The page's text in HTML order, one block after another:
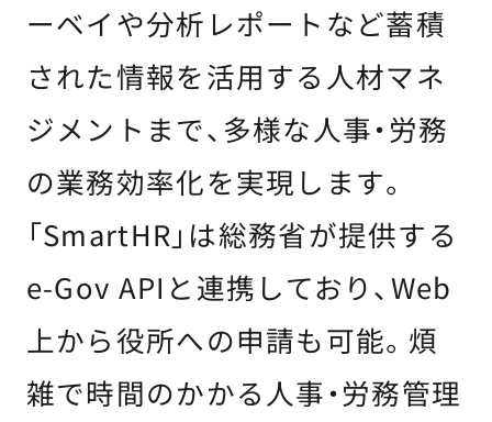
ーベイや分析レポートなど蓄積
された情報を活用する人材マネ
ジメントまで、多様な人事・労務
の業務効率化を実現します。
「SmartHR」は総務省が提供する
e-Gov APIと連携しており、Web
上から役所への申請も可能。煩
雑で時間のかかる人事・労務管理